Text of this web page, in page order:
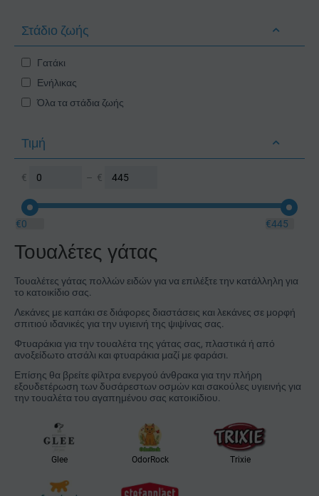
Μπλε/Λευκό
Μωβ/Λευκό
Σκούρο Γκρι
Σκούρο Γκρι/Ανοικτό Γκρι
Στάδιο ζωής
Γατάκι
Ενήλικας
Όλα τα στάδια ζωής
Τιμή
€ – €
€0 €445
Τουαλέτες γάτας
Τουαλέτες γάτας πολλών ειδών για να επιλέξτε την κατάλληλη για
το κατοικίδιο σας.
Λεκάνες με καπάκι σε διάφορες διαστάσεις και λεκάνες σε μορφή
σπιτιού ιδανικές για την υγιεινή της ψιψίνας σας.
Φτυαράκια για την τουαλέτα της γάτας σας, πλαστικά ή από
ανοξείδωτο ατσάλι και φτυαράκια μαζί με φαράσι.
Επίσης θα βρείτε φίλτρα ενεργού άνθρακα για την πλήρη
εξουδετέρωση των δυσάρεστων οσμών και σακούλες υγιεινής για
την τουαλέτα του αγαπημένου σας κατοικίδιου.
Glee OdorRock Trixie